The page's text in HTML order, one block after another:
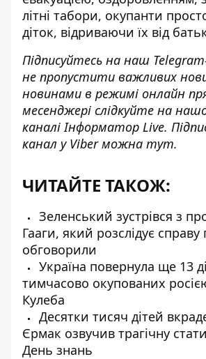
літні табори, окупанти
діток, відриваючи їх від
Підписуйтесь на наш
не пропустити важливих
новинами в режимі онлайн
месенджері слідкуйте на
каналі Інформатор Live.
канал у Viber можна тут.
ЧИТАЙТЕ ТАКОЖ:
Зеленський зустрівся з
Гааги, який розслідує справу
обговорили
Україна повернула ще 13
тимчасово окупованих
Кулеба
Десятки тисяч дітей
Єрмак озвучив трагічну
День знань